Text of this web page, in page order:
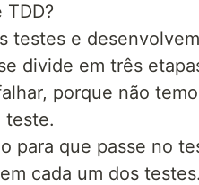
testes e
divide em três
porque não
teste.
para que passe no
cada um dos testes.